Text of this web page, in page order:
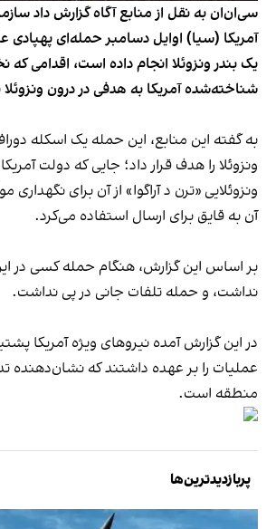
سی‌ان‌ان به نقل از منابع آگاه گزارش داد
آمریکا (سیا) اوایل دسامبر حمله‌ای پهپادی
یک بندر ونزوئلا انجام داده است، اقدامی
شناخته‌شده آمریکا به هدفی در درون
به گفته این منابع، این حمله یک اسکله
ونزوئلا را هدف قرار داد؛ جایی که دولت
ونزوئلایی «ترن د آراگوا» از آن برای نگهداری
آن به قایق‌ برای ارسال استفاده می‌کرد.
بر اساس این گزارش، هنگام حمله کسی در
نداشت، و حمله تلفات جانی در پی نداشت.
در این گزارش آمده نیروهای ویژه آمریکا
عملیات را بر عهده داشتند که نشان‌دهنده
منطقه است.
پربازدیدترین‌ها